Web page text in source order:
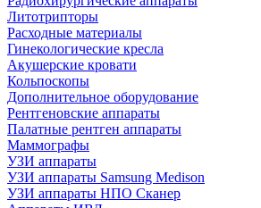
Литотрипторы
Расходные материалы
Гинекологические кресла
Акушерские кровати
Кольпоскопы
Дополнительное оборудование
Рентгеновские аппараты
Палатные рентген аппараты
Маммографы
УЗИ аппараты
УЗИ аппараты Samsung Medison
УЗИ аппараты НПО Сканер